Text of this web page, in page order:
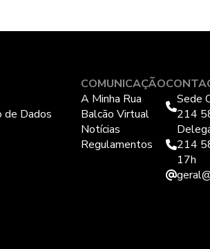
de Dados
COMUNICAÇÃO
A Minha Rua
Balcão Virtual
Notícias
Regulamentos
Sede
214
214
17h